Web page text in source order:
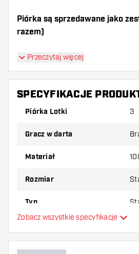
Piórka są sprzedawane jako
razem)
Dartshopper tip!
Upewnij się, że masz pod
shaftów. Mogą one zostać
Wypróbuj inny kształt,
najbardziej Ci odpowiada!
Przeczytaj więcej
SPECYFIKACJE
Piórka Lotki 3
Gracz w darta
Materiał
Rozmiar
Typ
Dodatkowe kolory
Zobacz wszystkie specyfikacje